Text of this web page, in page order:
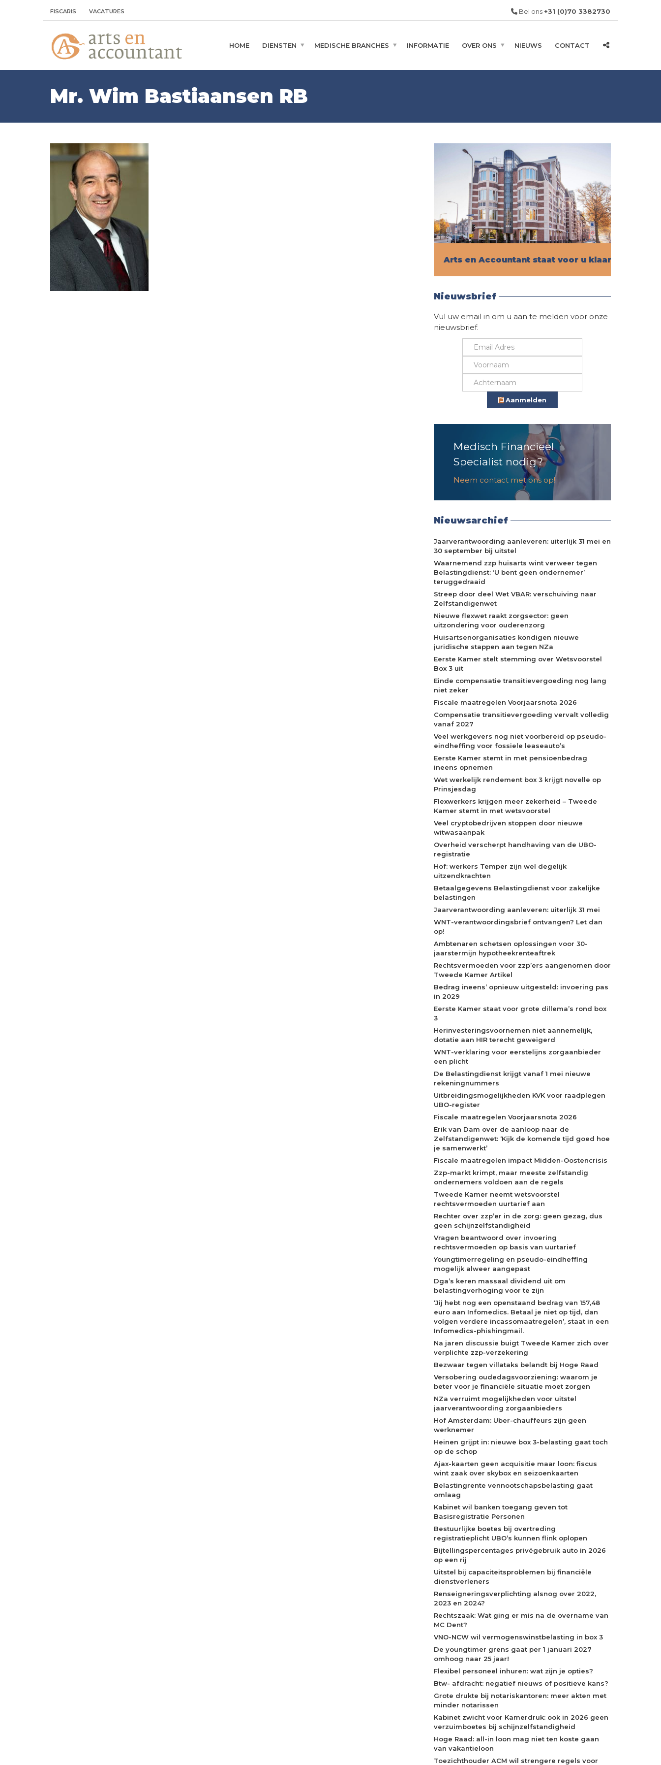
FISCARIS VACATURES Bel ons +31 (0)70 3382730
HOME DIENSTEN MEDISCHE BRANCHES INFORMATIE OVER ONS NIEUWS CONTACT
Mr. Wim Bastiaansen RB
Arts en Accountant staat voor u klaar!
Nieuwsbrief
Vul uw email in om u aan te melden voor onze
nieuwsbrief.
Aanmelden
Medisch Financieel
Specialist nodig?
Neem contact met ons op!
Nieuwsarchief
Jaarverantwoording aanleveren: uiterlijk 31 mei en
30 september bij uitstel
Waarnemend zzp huisarts wint verweer tegen
Belastingdienst: ‘U bent geen ondernemer’
teruggedraaid
Streep door deel Wet VBAR: verschuiving naar
Zelfstandigenwet
Nieuwe flexwet raakt zorgsector: geen
uitzondering voor ouderenzorg
Huisartsenorganisaties kondigen nieuwe
juridische stappen aan tegen NZa
Eerste Kamer stelt stemming over Wetsvoorstel
Box 3 uit
Einde compensatie transitievergoeding nog lang
niet zeker
Fiscale maatregelen Voorjaarsnota 2026
Compensatie transitievergoeding vervalt volledig
vanaf 2027
Veel werkgevers nog niet voorbereid op pseudo-
eindheffing voor fossiele leaseauto’s
Eerste Kamer stemt in met pensioenbedrag
ineens opnemen
Wet werkelijk rendement box 3 krijgt novelle op
Prinsjesdag
Flexwerkers krijgen meer zekerheid – Tweede
Kamer stemt in met wetsvoorstel
Veel cryptobedrijven stoppen door nieuwe
witwasaanpak
Overheid verscherpt handhaving van de UBO-
registratie
Hof: werkers Temper zijn wel degelijk
uitzendkrachten
Betaalgegevens Belastingdienst voor zakelijke
belastingen
Jaarverantwoording aanleveren: uiterlijk 31 mei
WNT-verantwoordingsbrief ontvangen? Let dan
op!
Ambtenaren schetsen oplossingen voor 30-
jaarstermijn hypotheekrenteaftrek
Rechtsvermoeden voor zzp’ers aangenomen door
Tweede Kamer Artikel
Bedrag ineens’ opnieuw uitgesteld: invoering pas
in 2029
Eerste Kamer staat voor grote dillema’s rond box
3
Herinvesteringsvoornemen niet aannemelijk,
dotatie aan HIR terecht geweigerd
WNT-verklaring voor eerstelijns zorgaanbieder
een plicht
De Belastingdienst krijgt vanaf 1 mei nieuwe
rekeningnummers
Uitbreidingsmogelijkheden KVK voor raadplegen
UBO-register
Fiscale maatregelen Voorjaarsnota 2026
Erik van Dam over de aanloop naar de
Zelfstandigenwet: ‘Kijk de komende tijd goed hoe
je samenwerkt’
Fiscale maatregelen impact Midden-Oostencrisis
Zzp-markt krimpt, maar meeste zelfstandig
ondernemers voldoen aan de regels
Tweede Kamer neemt wetsvoorstel
rechtsvermoeden uurtarief aan
Rechter over zzp’er in de zorg: geen gezag, dus
geen schijnzelfstandigheid
Vragen beantwoord over invoering
rechtsvermoeden op basis van uurtarief
Youngtimerregeling en pseudo-eindheffing
mogelijk alweer aangepast
Dga’s keren massaal dividend uit om
belastingverhoging voor te zijn
‘Jij hebt nog een openstaand bedrag van 157,48
euro aan Infomedics. Betaal je niet op tijd, dan
volgen verdere incassomaatregelen’, staat in een
Infomedics-phishingmail.
Na jaren discussie buigt Tweede Kamer zich over
verplichte zzp-verzekering
Bezwaar tegen villataks belandt bij Hoge Raad
Versobering oudedagsvoorziening: waarom je
beter voor je financiële situatie moet zorgen
NZa verruimt mogelijkheden voor uitstel
jaarverantwoording zorgaanbieders
Hof Amsterdam: Uber-chauffeurs zijn geen
werknemer
Heinen grijpt in: nieuwe box 3-belasting gaat toch
op de schop
Ajax-kaarten geen acquisitie maar loon: fiscus
wint zaak over skybox en seizoenkaarten
Belastingrente vennootschapsbelasting gaat
omlaag
Kabinet wil banken toegang geven tot
Basisregistratie Personen
Bestuurlijke boetes bij overtreding
registratieplicht UBO’s kunnen flink oplopen
Bijtellingspercentages privégebruik auto in 2026
op een rij
Uitstel bij capaciteitsproblemen bij financiële
dienstverleners
Renseigneringsverplichting alsnog over 2022,
2023 en 2024?
Rechtszaak: Wat ging er mis na de overname van
MC Dent?
VNO-NCW wil vermogenswinstbelasting in box 3
De youngtimer grens gaat per 1 januari 2027
omhoog naar 25 jaar!
Flexibel personeel inhuren: wat zijn je opties?
Btw- afdracht: negatief nieuws of positieve kans?
Grote drukte bij notariskantoren: meer akten met
minder notarissen
Kabinet zwicht voor Kamerdruk: ook in 2026 geen
verzuimboetes bij schijnzelfstandigheid
Hoge Raad: all-in loon mag niet ten koste gaan
van vakantieloon
Toezichthouder ACM wil strengere regels voor